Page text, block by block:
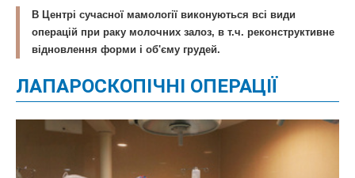
В Центрі сучасної мамології виконуються всі види
операцій при раку молочних залоз, в т.ч. реконструктивне
відновлення форми і об'єму грудей.
ЛАПАРОСКОПІЧНІ ОПЕРАЦІЇ